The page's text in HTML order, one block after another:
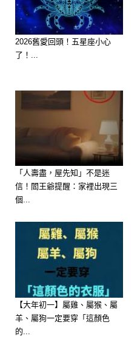
2026舊愛回頭！五星座小心
了！...
「人壽盡，屋先知」不是迷
信！閻王爺提醒：家裡出現三
個...
【大年初一】屬雞、屬猴、屬
羊、屬狗一定要穿「這顏色
的...